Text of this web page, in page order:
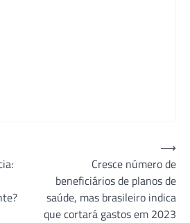
Cresce número de
beneficiários de planos de
saúde, mas brasileiro indica
que cortará gastos em 2023
⟶